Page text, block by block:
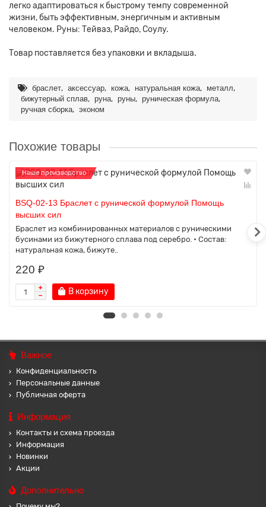
легко адаптироваться к быстрому темпу современной
жизни, быть эффективным, энергичным и активным
человеком. Руны: Тейваз, Райдо, Соулу.
Товар поставляется без упаковки и вкладыша.
браслет, аксессуар, кожа, натуральная кожа, металл,
бижутерный сплав, руна, руны, руническая формула,
ручная сборка, эконом
Похожие товары
Наше производство
BSQ-02-13 Браслет с рунической формулой Помощь
высших сил
Браслет из комбинированных материалов с руническими
бусинами из бижутерного сплава под серебро. • Состав:
натуральная кожа, бижуте..
220 ₽
В корзину
Важное
Конфиденциальность
Персональные данные
Публичная оферта
Информация
Контакты и схема проезда
Информация
Новинки
Акции
Дополнительно